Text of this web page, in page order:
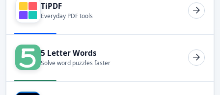
TiPDF
Everyday PDF tools
5 Letter Words
Solve word puzzles faster